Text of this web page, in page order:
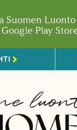
Suomen
Google Play